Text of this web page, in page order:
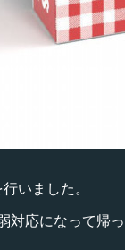
いました。
対応になって帰